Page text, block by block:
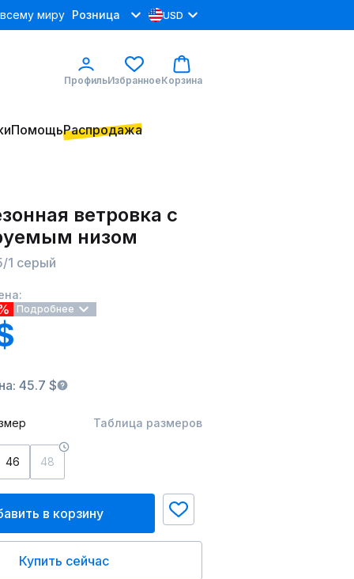
миру Розница USD
ПрофильИзбранноеКорзина
ПомощьРаспродажа
ветровка с
низом
1 серый
Подробнее
45.7 $
Таблица размеров
46 48
в корзину
Купить сейчас